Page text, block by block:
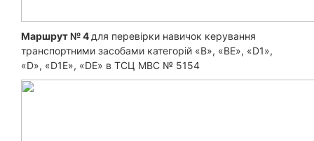
Маршрут № 4 для перевірки навичок керування
транспортними засобами категорій «B», «ВЕ», «D1»,
«D», «D1E», «DE» в ТСЦ МВС № 5154